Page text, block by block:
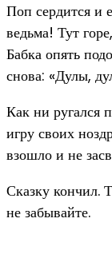
Поп сердится и
ведьма! Тут
Бабка опять
снова: «Дулы,
Как ни ругался
игру своих
взошло и не
Сказку кончил.
не забывайте.